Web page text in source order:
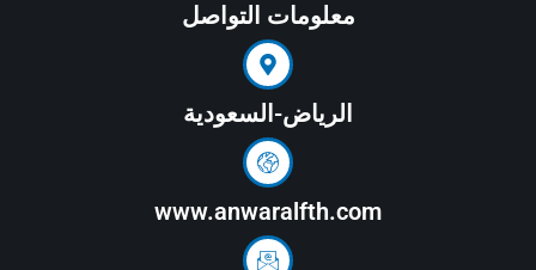
معلومات التواصل
الرياض-السعودية
www.anwaralfth.com